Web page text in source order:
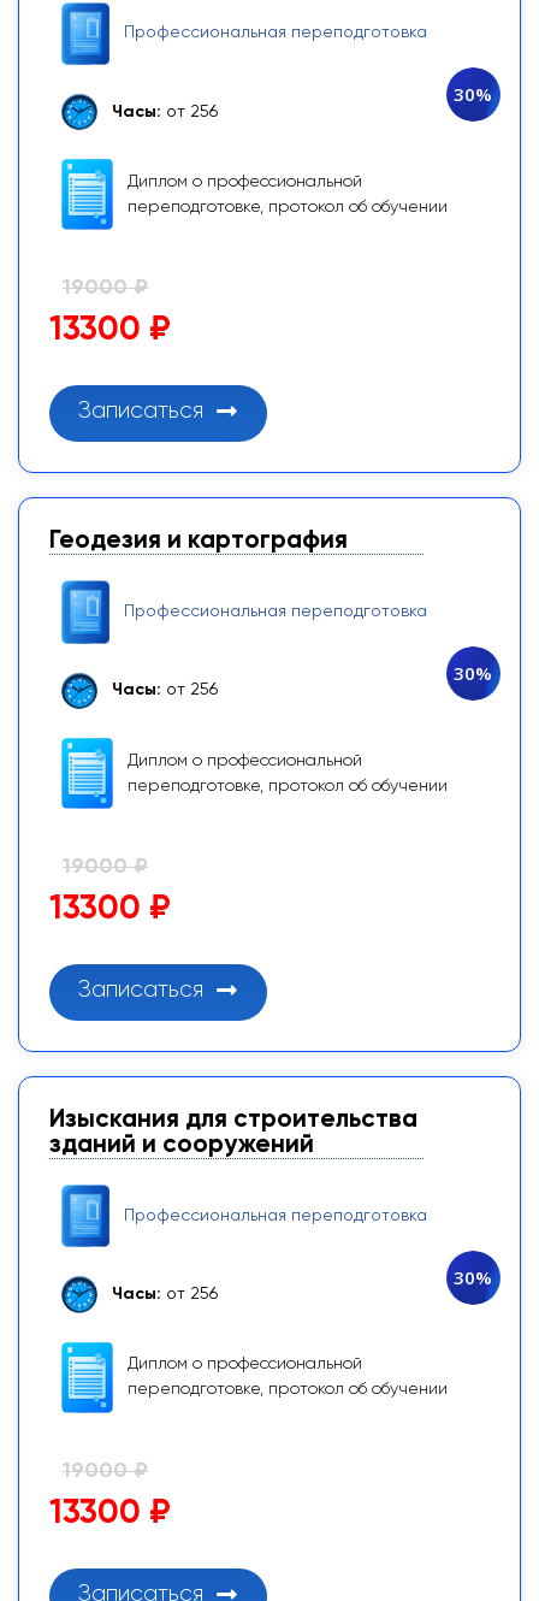
Профессиональная переподготовка
Часы: от 256
Диплом о профессиональной
переподготовке, протокол об обучении
30%
19000 ₽
13300 ₽
Записаться
Геодезия и картография
Профессиональная переподготовка
Часы: от 256
Диплом о профессиональной
переподготовке, протокол об обучении
30%
19000 ₽
13300 ₽
Записаться
Изыскания для строительства
зданий и сооружений
Профессиональная переподготовка
Часы: от 256
Диплом о профессиональной
переподготовке, протокол об обучении
30%
19000 ₽
13300 ₽
Записаться